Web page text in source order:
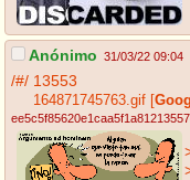
Anónimo 31/03/22 09:04
/#/ 13553
164871745763.gif [